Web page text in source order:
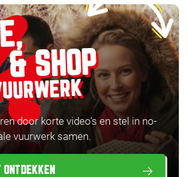
SHOP
door korte video’s en stel in no-
vuurwerk samen.